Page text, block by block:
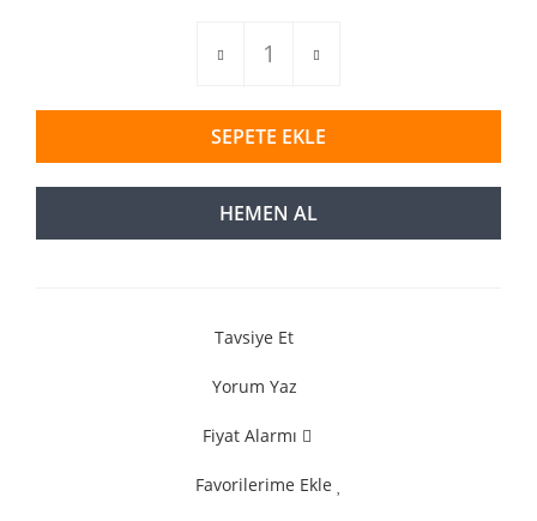
SEPETE EKLE
HEMEN AL
Tavsiye Et
Yorum Yaz
Fiyat Alarmı
Favorilerime Ekle